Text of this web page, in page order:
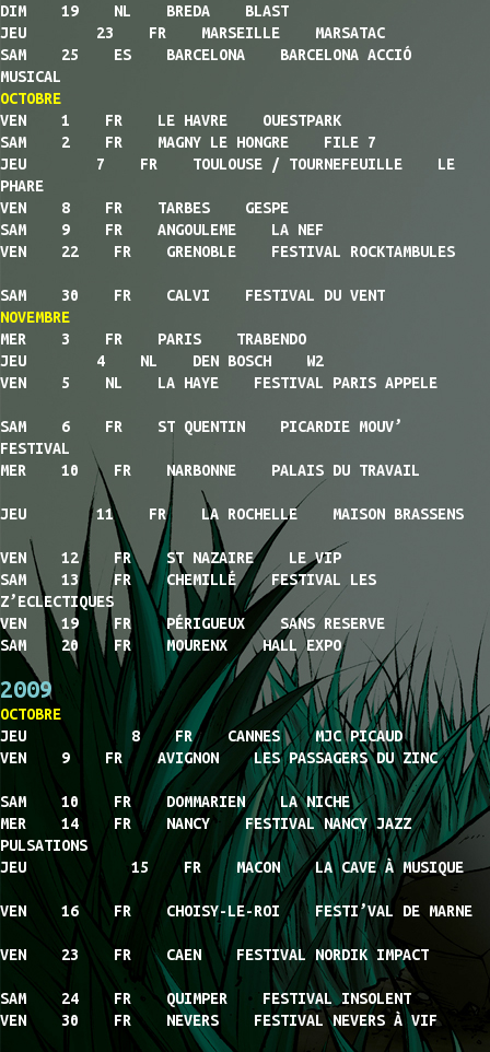
DIM 19 NL BREDA BLAST
JEU 23 FR MARSEILLE MARSATAC
SAM 25 ES BARCELONA BARCELONA ACCIÓ
MUSICAL
OCTOBRE
VEN 1 FR LE HAVRE OUESTPARK
SAM 2 FR MAGNY LE HONGRE FILE 7
JEU 7 FR TOULOUSE / TOURNEFEUILLE LE
PHARE
VEN 8 FR TARBES GESPE
SAM 9 FR ANGOULEME LA NEF
VEN 22 FR GRENOBLE FESTIVAL ROCKTAMBULES
SAM 30 FR CALVI FESTIVAL DU VENT
NOVEMBRE
MER 3 FR PARIS TRABENDO
JEU 4 NL DEN BOSCH W2
VEN 5 NL LA HAYE FESTIVAL PARIS APPELE
SAM 6 FR ST QUENTIN PICARDIE MOUV’
FESTIVAL
MER 10 FR NARBONNE PALAIS DU TRAVAIL
JEU 11 FR LA ROCHELLE MAISON BRASSENS
VEN 12 FR ST NAZAIRE LE VIP
SAM 13 FR CHEMILLÉ FESTIVAL LES
Z’ECLECTIQUES
VEN 19 FR PÉRIGUEUX SANS RESERVE
SAM 20 FR MOURENX HALL EXPO
2009
OCTOBRE
JEU 8 FR CANNES MJC PICAUD
VEN 9 FR AVIGNON LES PASSAGERS DU ZINC
SAM 10 FR DOMMARIEN LA NICHE
MER 14 FR NANCY FESTIVAL NANCY JAZZ
PULSATIONS
JEU 15 FR MACON LA CAVE À MUSIQUE
VEN 16 FR CHOISY-LE-ROI FESTI’VAL DE MARNE
VEN 23 FR CAEN FESTIVAL NORDIK IMPACT
SAM 24 FR QUIMPER FESTIVAL INSOLENT
VEN 30 FR NEVERS FESTIVAL NEVERS À VIF